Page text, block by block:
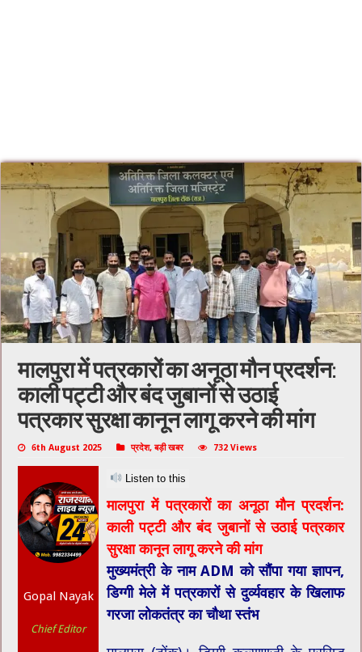
मालपुरा में पत्रकारों का अनूठा मौन प्रदर्शन:
काली पट्टी और बंद जुबानों से उठाई
पत्रकार सुरक्षा कानून लागू करने की मांग
6th August 2025 प्रदेश,बड़ी खबर 732 Views
Listen to this
Gopal Nayak
Chief Editor
मालपुरा में पत्रकारों का अनूठा मौन प्रदर्शन:
काली पट्टी और बंद जुबानों से उठाई पत्रकार
सुरक्षा कानून लागू करने की मांग
मुख्यमंत्री के नाम ADM को सौंपा गया ज्ञापन,
डिग्गी मेले में पत्रकारों से दुर्व्यवहार के खिलाफ
गरजा लोकतंत्र का चौथा स्तंभ